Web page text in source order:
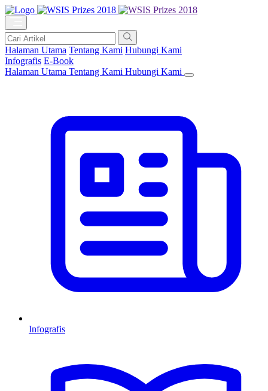
Halaman Utama Tentang Kami Hubungi Kami
Infografis E-Book
Halaman Utama Tentang Kami Hubungi Kami
Infografis